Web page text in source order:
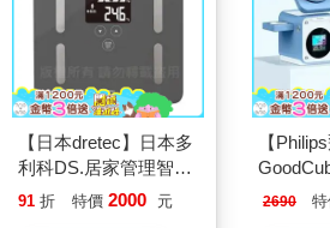
【日本dretec】日本多
利科DS.居家管理智能
四合一體重體脂計-珊
91 折 特價 2000 元
【
智能三
2690